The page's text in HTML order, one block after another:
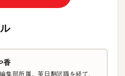
香
集部所属。英日翻訳職を経て、